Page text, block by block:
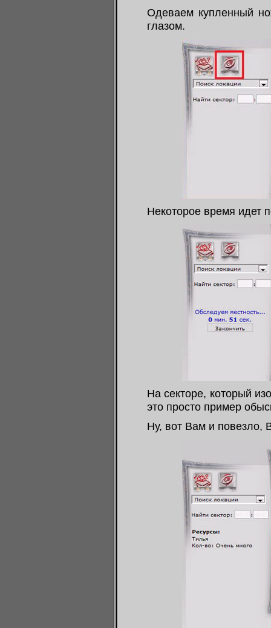
Одеваем купленный
глазом.
Некоторое время идет
На секторе, который
это просто пример
Ну, вот Вам и повезло,